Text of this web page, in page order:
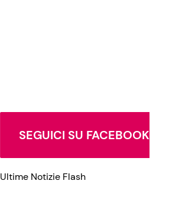
SEGUICI SU FACEBOOK
Ultime Notizie Flash